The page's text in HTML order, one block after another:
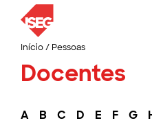
Início/ Pessoas
Docentes
A B C D E F G